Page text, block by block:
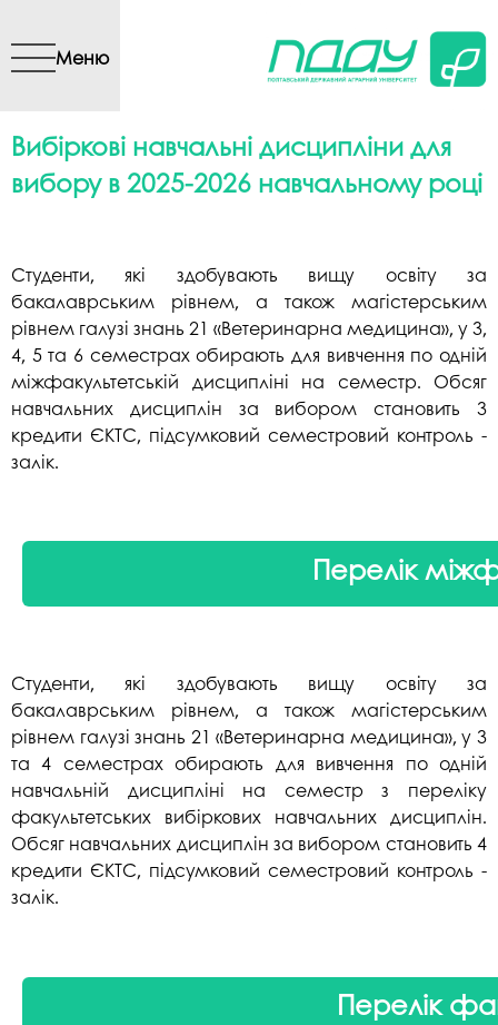
вмісту
Меню
Вибіркові навчальні дисципліни для
вибору в 2025-2026 навчальному році
Студенти, які здобувають вищу освіту за
бакалаврським рівнем, а також магістерським
рівнем галузі знань 21 «Ветеринарна медицина», у 3,
4, 5 та 6 семестрах обирають для вивчення по одній
міжфакультетській дисципліні на семестр. Обсяг
навчальних дисциплін за вибором становить 3
кредити ЄКТС, підсумковий семестровий контроль -
залік.
Перелік
Студенти, які здобувають вищу освіту за
бакалаврським рівнем, а також магістерським
рівнем галузі знань 21 «Ветеринарна медицина», у 3
та 4 семестрах обирають для вивчення по одній
навчальній дисципліні на семестр з переліку
факультетських вибіркових навчальних дисциплін.
Обсяг навчальних дисциплін за вибором становить 4
кредити ЄКТС, підсумковий семестровий контроль -
залік.
Перелік